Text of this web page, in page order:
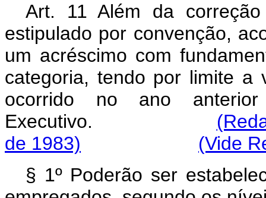
Art. 11 Além da
estipulado por convenção,
um acréscimo com
categoria, tendo por limite
ocorrido no ano
Executivo.
de 1983)
(Vide
§ 1º Poderão ser